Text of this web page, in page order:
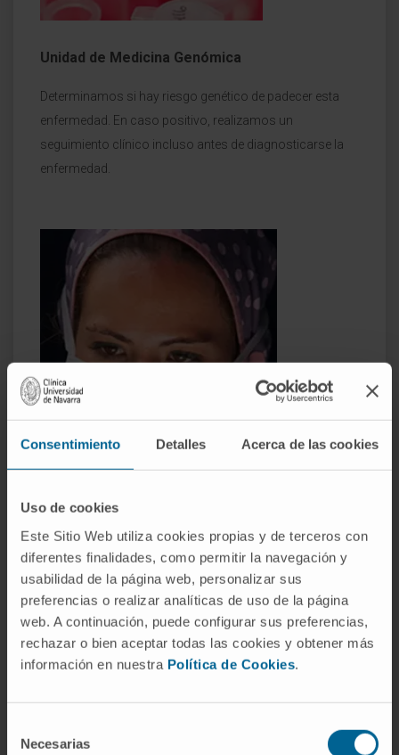
Consentimiento Detalles Acerca de las cookies
Uso de cookies
Este Sitio Web utiliza cookies propias y de terceros con
diferentes finalidades, como permitir la navegación y
usabilidad de la página web, personalizar sus
preferencias o realizar analíticas de uso de la página
web. A continuación, puede configurar sus preferencias,
rechazar o bien aceptar todas las cookies y obtener más
información en nuestra Política de Cookies.
Necesarias
Unidad de Medicina Genómica
Determinamos si hay riesgo genético de padecer esta
enfermedad. En caso positivo, realizamos un
seguimiento clínico incluso antes de diagnosticarse la
enfermedad.
Enfermería
Oncológica
Contamos con un equipo de enfermería especializado en
el cuidado y atención de la paciente para velar por su
mejor calidad de vida a lo largo de todo el proceso.